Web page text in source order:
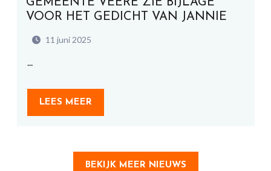
GEMEENTE VEERE ZIE BIJLAGE
VOOR HET GEDICHT VAN JANNIE
11 juni 2025
...
LEES MEER
BEKIJK MEER NIEUWS